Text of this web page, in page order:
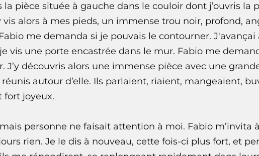
la pièce située à gauche dans le couloir dont j’ouvris la
vis alors à mes pieds, un immense trou noir, profond,
me demanda si je pouvais le contourner. J'avançai
vis une porte encastrée dans le mur. Fabio me
J’y découvris alors une immense pièce avec une
autour d’elle. Ils parlaient, riaient, mangeaient,
fort joyeux.
mais personne ne faisait attention à moi. Fabio m’invita
rien. Je le dis à nouveau, cette fois-ci plus fort, et